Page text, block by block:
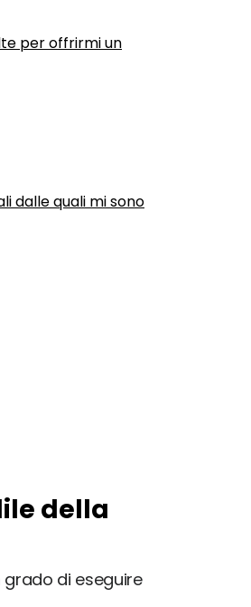
per offrirmi un
dalle quali mi sono
della
grado di eseguire